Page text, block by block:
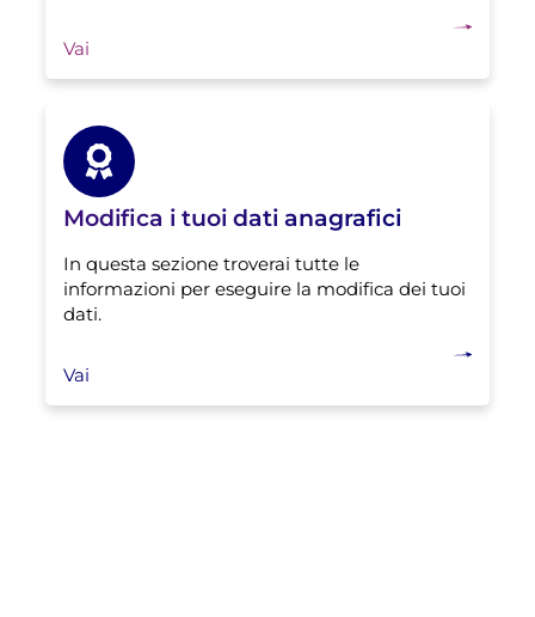
Vai
Modifica i tuoi dati anagrafici
In questa sezione troverai tutte le
informazioni per eseguire la modifica dei tuoi
dati.
Vai